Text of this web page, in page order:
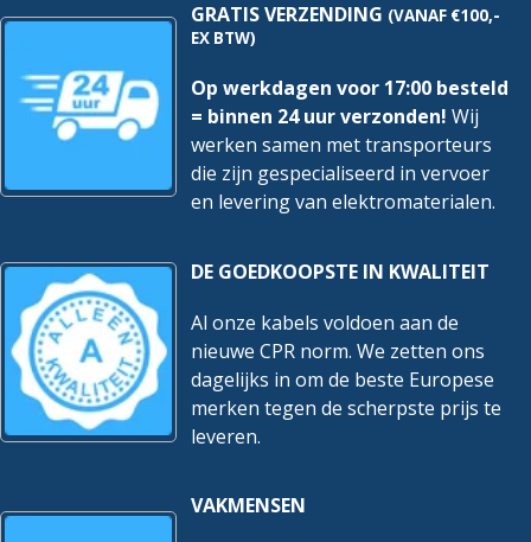
GRATIS VERZENDING (VANAF €100,-
EX BTW)
Op werkdagen voor 17:00 besteld
= binnen 24 uur verzonden! Wij
werken samen met transporteurs
die zijn gespecialiseerd in vervoer
en levering van elektromaterialen.
DE GOEDKOOPSTE IN KWALITEIT
Al onze kabels voldoen aan de
nieuwe CPR norm. We zetten ons
dagelijks in om de beste Europese
merken tegen de scherpste prijs te
leveren.
VAKMENSEN